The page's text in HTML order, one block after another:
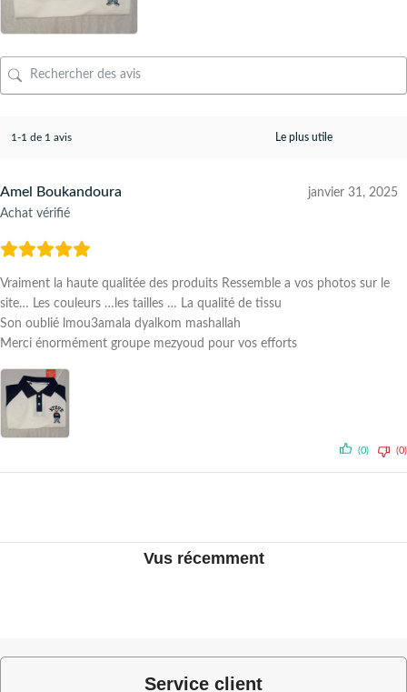
1-1 de 1 avis
Amel Boukandoura
Achat vérifié
janvier 31, 2025
Vraiment la haute qualitée des produits Ressemble a vos photos sur le
site… Les couleurs …les tailles … La qualité de tissu
Son oublié lmou3amala dyalkom mashallah
Merci énormément groupe mezyoud pour vos efforts
(0) (0)
Vus récemment
Service client